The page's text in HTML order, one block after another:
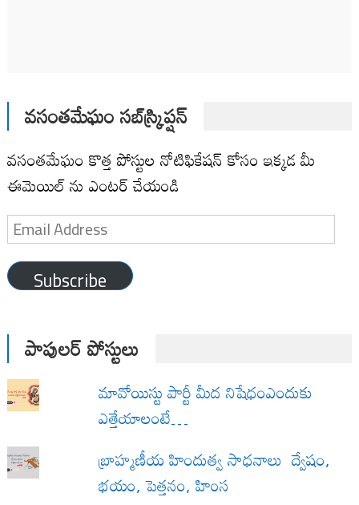
వసంతమేఘం సబ్‌స్క్రిప్షన్
వసంతమేఘం కొత్త పోస్టుల నోటిఫికేషన్ కోసం ఇక్కడ మీ
ఈమెయిల్ ను ఎంటర్ చేయండి
Email
Address
Subscribe
పాపులర్ పోస్టులు
మావోయిస్టు పార్టీ మీద నిషేధంఎందుకు
ఎత్తేయాలంటే…
బ్రాహ్మణీయ హిందుత్వ సాధనాలు ద్వేషం,
భయం, పెత్తనం, హింస